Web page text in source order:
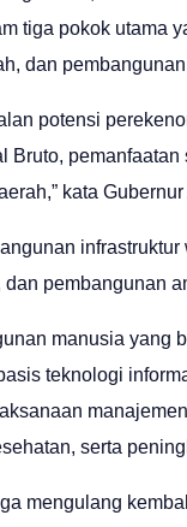
tiga pokok utama
dan
potensi
Bruto,
kata Gubernur
dan pembangunan
manusia yang
teknologi
serta
mengulang